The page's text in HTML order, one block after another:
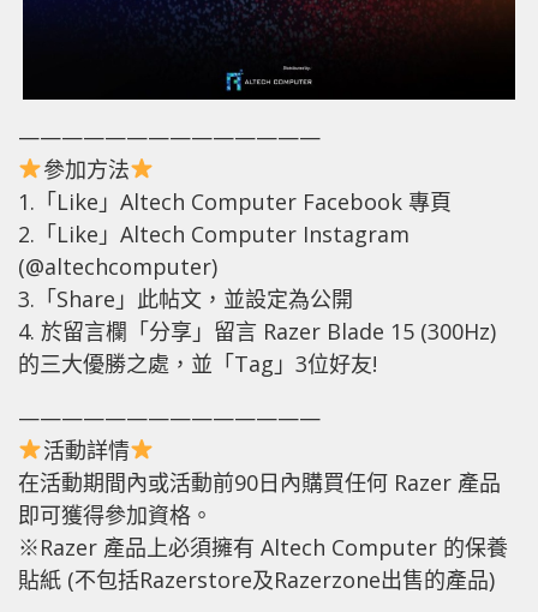
——————————————
參加方法
1.「Like」Altech Computer Facebook 專頁
2.「Like」Altech Computer Instagram
(@altechcomputer)
3.「Share」此帖文，並設定為公開
4. 於留言欄「分享」留言 Razer Blade 15 (300Hz)
的三大優勝之處，並「Tag」3位好友!
——————————————
活動詳情
在活動期間內或活動前90日內購買任何 Razer 產品
即可獲得參加資格。
※Razer 產品上必須擁有 Altech Computer 的保養
貼紙 (不包括Razerstore及Razerzone出售的產品)